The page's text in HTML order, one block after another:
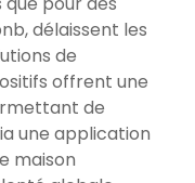
délaissent les
de
offrent une
de
une application
maison